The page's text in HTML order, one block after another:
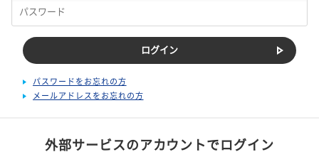
パスワードをお忘れの方
メールアドレスをお忘れの方
外部サービスのアカウントでログイン